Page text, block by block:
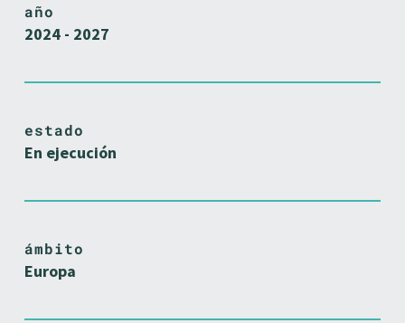
año
2024 - 2027
estado
En ejecución
ámbito
Europa